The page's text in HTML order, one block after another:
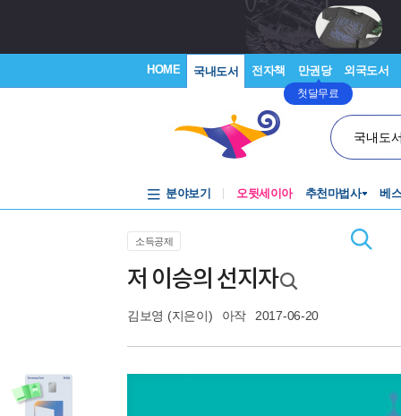
HOME 국내도서 전자책 만권당
첫달무료
외국도서
국내도
분야보기 오뒷세이아 추천마법사 베
소득공제
저 이승의 선지자
김보영 (지은이) 아작 2017-06-20